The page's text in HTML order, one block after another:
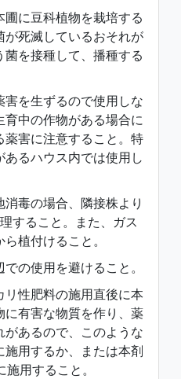
に豆科植物を栽培する
が死滅しているおそれが
を接種して、播種する
を生ずるので使用しな
育中の作物がある場合に
薬害に注意すること。特
るハウス内では使用し
毒の場合、隣接株より
すること。また、ガス
植付けること。
の使用を避けること。
性肥料の施用直後に本
に有害な物質を作り、薬
あるので、このような
施用するか、または本剤
用すること。